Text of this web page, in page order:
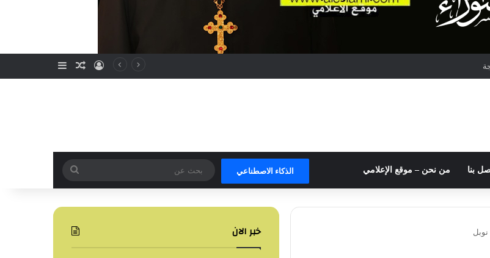
تسجيل الدخول
مقال عشوائي
إضافة عمود
بنا من نحن – موقع الإعلامي الذكاء الاصطناعي
بحث
عن
خبر الان